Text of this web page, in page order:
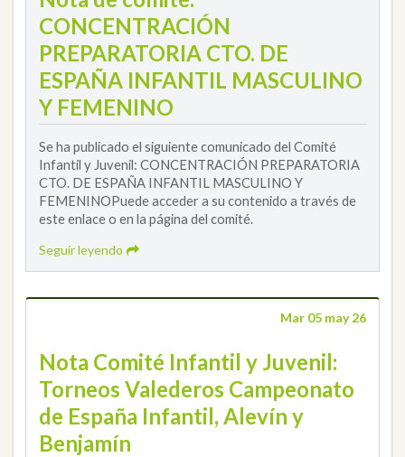
CONCENTRACIÓN
PREPARATORIA CTO. DE
ESPAÑA INFANTIL MASCULINO
Y FEMENINO
Se ha publicado el siguiente comunicado del Comité
Infantil y Juvenil: CONCENTRACIÓN PREPARATORIA
CTO. DE ESPAÑA INFANTIL MASCULINO Y
FEMENINOPuede acceder a su contenido a través de
este enlace o en la página del comité.
Seguir leyendo
Mar 05 may 26
Nota Comité Infantil y Juvenil:
Torneos Valederos Campeonato
de España Infantil, Alevín y
Benjamín